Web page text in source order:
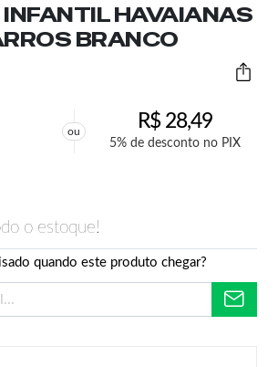
HAVAIANAS
BRANCO
ou R$28,49
5% de desconto no PIX
o estoque!
quando este produto chegar?